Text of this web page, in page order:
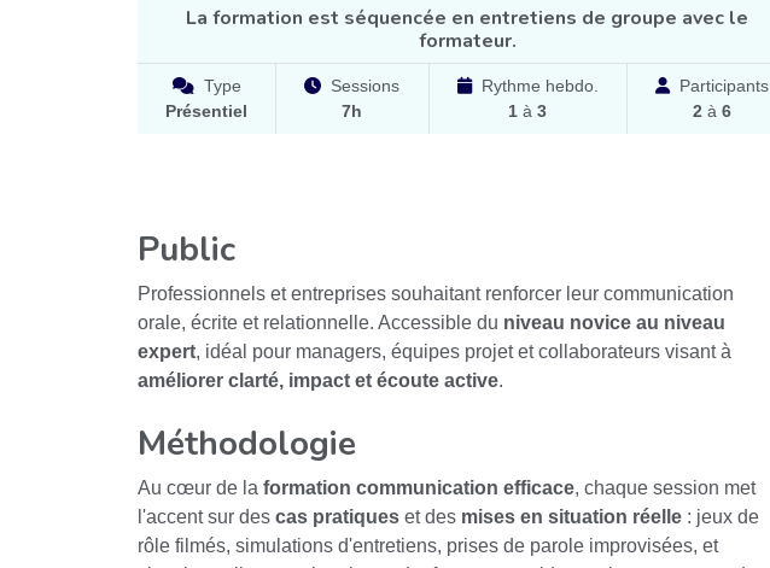
La formation est séquencée en entretiens de groupe avec le
formateur.
Type
Présentiel
Sessions
7h
Rythme hebdo.
1 à3
Participants
2à 6
Public
Professionnels et entreprises souhaitant renforcer leur communication
orale, écrite et relationnelle. Accessible du niveau novice au niveau
expert, idéal pour managers, équipes projet et collaborateurs visant à
améliorer clarté, impact et écoute active.
Méthodologie
Au cœur de la formation communication efficace, chaque session met
l'accent sur des cas pratiques et des mises en situation réelle : jeux de
rôle filmés, simulations d'entretiens, prises de parole improvisées, et